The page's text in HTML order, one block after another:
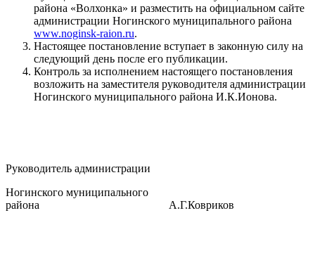
района «Волхонка» и разместить на официальном сайте
администрации Ногинского муниципального района
www.noginsk-raion.ru.
Настоящее постановление вступает в законную силу на
следующий день после его публикации.
Контроль за исполнением настоящего постановления
возложить на заместителя руководителя администрации
Ногинского муниципального района И.К.Ионова.
Руководитель администрации
Ногинского муниципального
района А.Г.Ковриков